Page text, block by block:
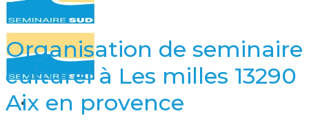
Organisation de seminaire
culturel à Les milles 13290
Aix en provence​